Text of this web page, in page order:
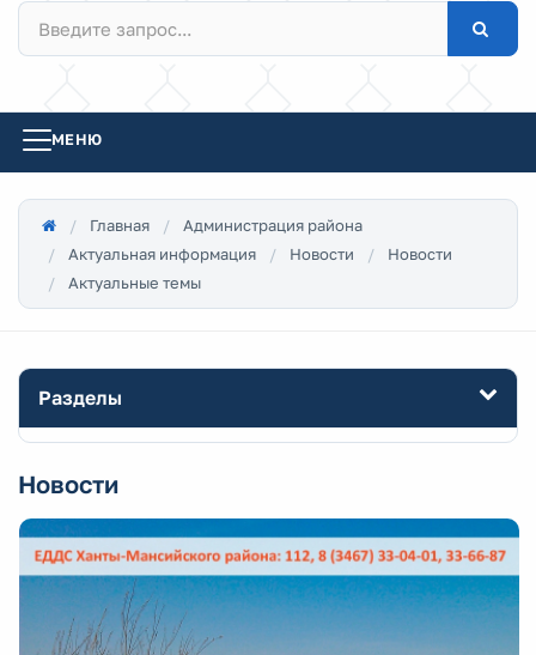
МЕНЮ
Главная
Администрация района
Актуальная информация
Новости
Новости
Актуальные темы
Разделы
Новости